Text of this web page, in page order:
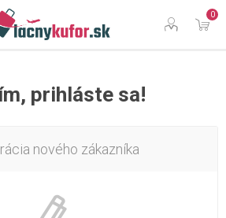
0
prihláste sa!
nového zákazníka